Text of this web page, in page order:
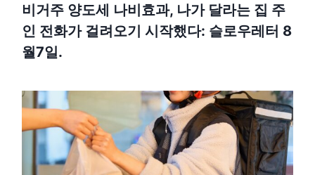
비거주 양도세 나비효과, 나가 달라는 집 주
인 전화가 걸려오기 시작했다: 슬로우레터 8
월7일.